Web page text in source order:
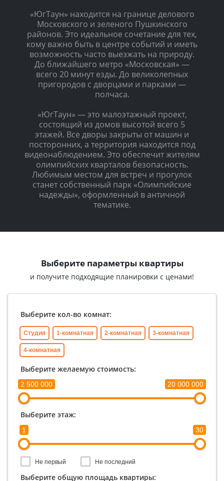
«ЮгТаун» находится на границе делового
Московского и зеленого Пушкинского
районов. Это идеальное сочетание для тех,
кому важно быть в центре событий и иметь
возможность часто выезжать на природу.
До ближайшего метро «Московская» —
всего 20 минут езды. До великолепных
пригородов с дворцами и парками —
полчаса.
«ЮгТаун» — это малоэтажный проект,
состоящий из домов высотой всего 5
этажей. Все дворы закрыты от машин и
посторонних, а территория находится под
видеонаблюдением. Это обеспечит жителям
олимпийских кварталов безопасность.
Любимым местом для встреч и прогулок
станет собственный парк «Олимпийские
надежды», оформленный в античной
тематике.
Выберите параметры квартиры
и получите подходящие планировки с ценами!
Выберите кол-во комнат:
Студия 1-комнатная 2-комнатная 3-комнатная
4-комнатная
Выберите желаемую стоимость:
2 500 000 20 000 000
Выберите этаж:
1 30
Не первый Не последний
Выберите общую площадь квартиры: